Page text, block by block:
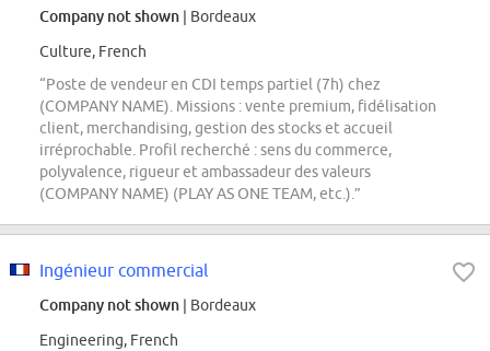
Company not shown | Bordeaux
Culture, French
“Poste de vendeur en CDI temps partiel (7h) chez
(COMPANY NAME). Missions : vente premium, fidélisation
client, merchandising, gestion des stocks et accueil
irréprochable. Profil recherché : sens du commerce,
polyvalence, rigueur et ambassadeur des valeurs
(COMPANY NAME) (PLAY AS ONE TEAM, etc.).”
Ingénieur commercial
Company not shown | Bordeaux
Engineering, French